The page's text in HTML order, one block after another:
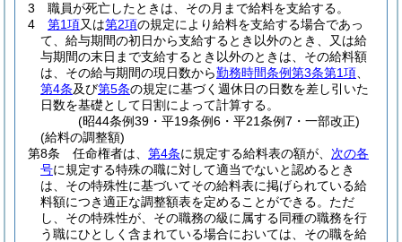
3
職員が死亡したときは、その月まで給料を支給する。
4
第1項又は第2項の規定により給料を支給する場合であっ
て、給与期間の初日から支給するとき以外のとき、又は給
与期間の末日まで支給するとき以外のときは、その給料額
は、その給与期間の現日数から勤務時間条例第3条第1項
第4条及び第5条の規定に基づく週休日の日数を差し引いた
日数を基礎として日割によって計算する。
(昭44条例39・平19条例6・平21条例7・一部改正)
(給料の調整額)
第8条
任命権者は、 第4条に規定する給料表の額が、 次の各
号に規定する特殊の職に対して適当でないと認めるとき
は、その特殊性に基づいてその給料表に掲げられている給
料額につき適正な調整額表を定めることができる。 ただ
し、その特殊性が、その職務の級に属する同種の職務を行
う職にひとしく含まれている場合においては、その職を給